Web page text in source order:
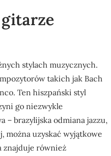
stylach muzycznych.
takich jak Bach
Ten hiszpański styl
go niezwykle
– brazylijska odmiana jazzu,
można uzyskać wyjątkowe
znajduje również